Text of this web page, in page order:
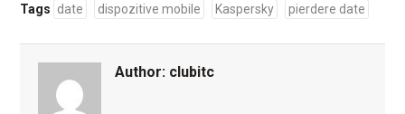
Tags date dispozitive mobile Kaspersky pierdere date
Author: clubitc